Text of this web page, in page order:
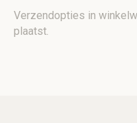
Verzendopties in
plaatst.